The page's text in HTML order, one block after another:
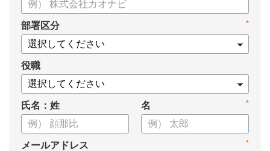
【資料の内容】
・タレントマネジメント推進の事業戦略貢献度
・タレントマネジメントシステム導入の手応え
・人事担当者以外でのカオナビ利用比率
これからのタレントマネジメントが目指すべき指針の参考と
して、ぜひお役立てください。
*
部署区分
役職
氏名：姓 *
名
*
メールアドレス